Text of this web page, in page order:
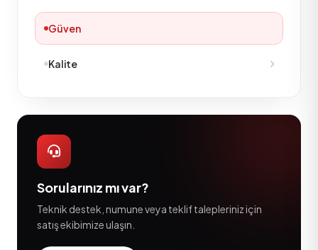
Güven
Kalite
Sorularınız mı var?
Teknik destek, numune veya teklif talepleriniz için
satış ekibimize ulaşın.